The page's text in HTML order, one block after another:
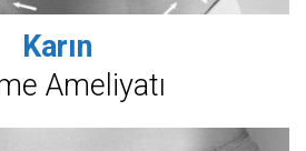
Karın
Ameliyatı